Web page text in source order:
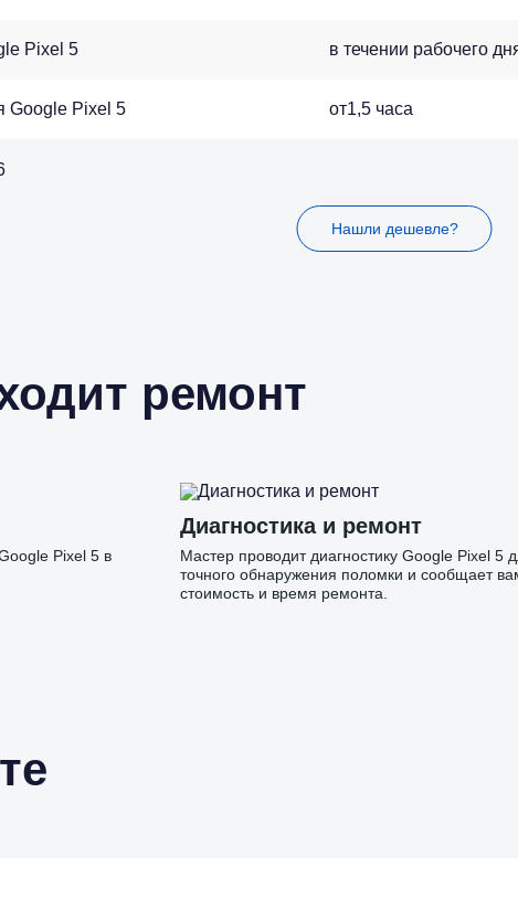
Pixel 5 в течении рабочего
Google Pixel 5 от1,5 часа
Нашли дешевле?
ремонт
Pixel 5 в
Диагностика и ремонт
Мастер проводит диагностику Google Pixel 5
точного обнаружения поломки и сообщает
стоимость и время ремонта.